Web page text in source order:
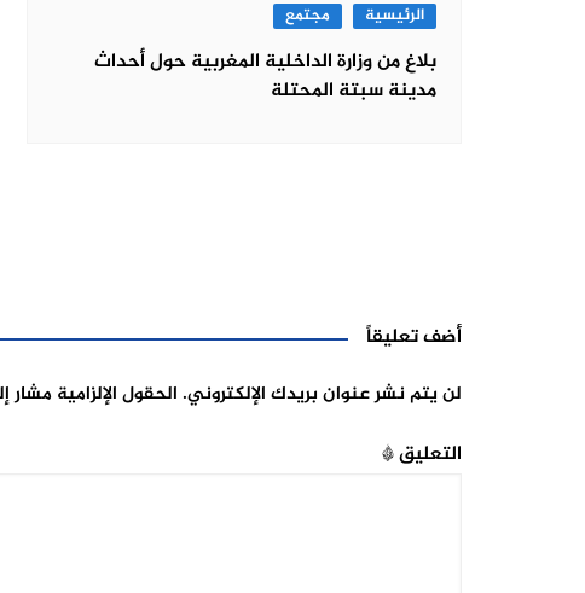
الرئيسية مجتمع
بلاغ من وزارة الداخلية المغربية حول أحداث
مدينة سبتة المحتلة
أضف تعليقاً
لن يتم نشر عنوان بريدك الإلكتروني. الحقول الإلزامية مشار
التعليق*